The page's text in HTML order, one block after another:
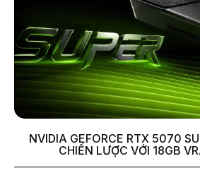
NVIDIA GEFORCE RTX 5070
CHIẾN LƯỢC VỚI 18GB